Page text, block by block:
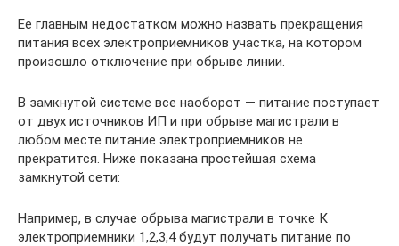
Ее главным недостатком можно назвать прекращения
питания всех электроприемников участка, на котором
произошло отключение при обрыве линии.
В замкнутой системе все наоборот — питание поступает
от двух источников ИП и при обрыве магистрали в
любом месте питание электроприемников не
прекратится. Ниже показана простейшая схема
замкнутой сети:
Например, в случае обрыва магистрали в точке К
электроприемники 1,2,3,4 будут получать питание по